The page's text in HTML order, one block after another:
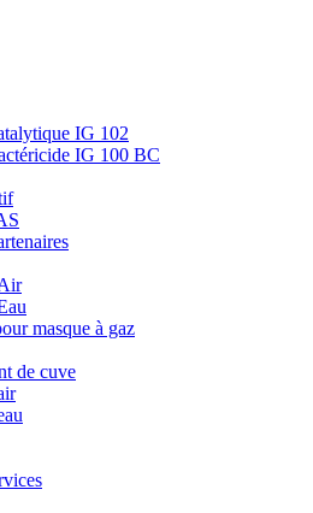
IG 102
IG 100 BC
masque à gaz
de cuve